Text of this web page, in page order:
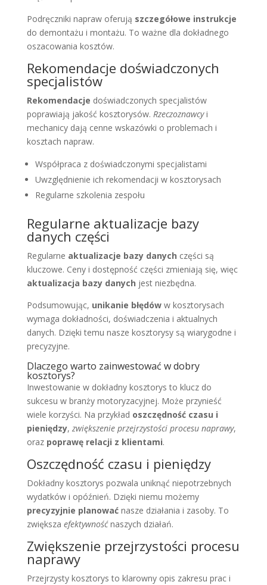
Podręczniki napraw oferują szczegółowe instrukcje
do demontażu i montażu. To ważne dla dokładnego
oszacowania kosztów.
Rekomendacje doświadczonych
specjalistów
Rekomendacje doświadczonych specjalistów
poprawiają jakość kosztorysów. Rzeczoznawcyi
mechanicy dają cenne wskazówki o problemach i
kosztach napraw.
Współpraca z doświadczonymi specjalistami
Uwzględnienie ich rekomendacji w kosztorysach
Regularne szkolenia zespołu
Regularne aktualizacje bazy
danych części
Regularne aktualizacje bazy danych części są
kluczowe. Ceny i dostępność części zmieniają się, więc
aktualizacja bazy danych jest niezbędna.
Podsumowując, unikanie błędóww kosztorysach
wymaga dokładności, doświadczenia i aktualnych
danych. Dzięki temu nasze kosztorysy są wiarygodne i
precyzyjne.
Dlaczego warto zainwestować w dobry
kosztorys?
Inwestowanie w dokładny kosztorys to klucz do
sukcesu w branży motoryzacyjnej. Może przynieść
wiele korzyści. Na przykład oszczędność czasu i
pieniędzy, zwiększenie przejrzystości procesu naprawy,
oraz poprawę relacji z klientami.
Oszczędność czasu i pieniędzy
Dokładny kosztorys pozwala uniknąć niepotrzebnych
wydatków i opóźnień. Dzięki niemu możemy
precyzyjnie planowaćnasze działania i zasoby. To
zwiększa efektywnośćnaszych działań.
Zwiększenie przejrzystości procesu
naprawy
Przejrzysty kosztorys to klarowny opis zakresu prac i